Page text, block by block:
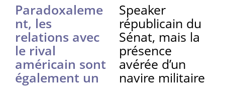
Paradoxaleme
nt, les
relations avec
le rival
américain sont
également un
Speaker
républicain du
Sénat, mais la
présence
avérée d’un
navire militaire